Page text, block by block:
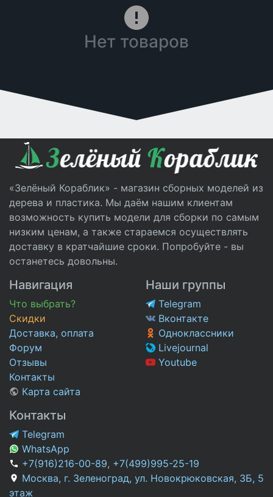
Нет товаров
«Зелёный Кораблик» - магазин сборных моделей из
дерева и пластика. Мы даём нашим клиентам
возможность купить модели для сборки по самым
низким ценам, а также стараемся осуществлять
доставку в кратчайшие сроки. Попробуйте - вы
останетесь довольны.
Навигация
Что выбрать?
Скидки
Доставка, оплата
Форум
Отзывы
Контакты
Карта сайта
Наши группы
Telegram
Вконтакте
Одноклассники
Livejournal
Youtube
Контакты
Telegram
WhatsApp
+7(916)216-00-89, +7(499)995-25-19
Москва, г. Зеленоград, ул. Новокрюковская, 3Б, 5
этаж